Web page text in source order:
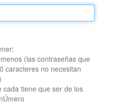
(las contraseñas que
caracteres no necesitan
cada tiene que ser de los